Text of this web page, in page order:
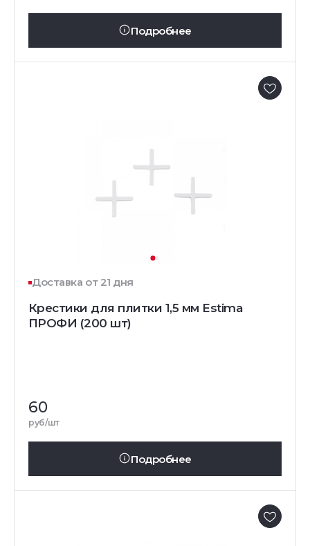
Подробнее
Доставка от 21 дня
Крестики для плитки 1,5 мм Estima
ПРОФИ (200 шт)
60
руб/шт
Подробнее